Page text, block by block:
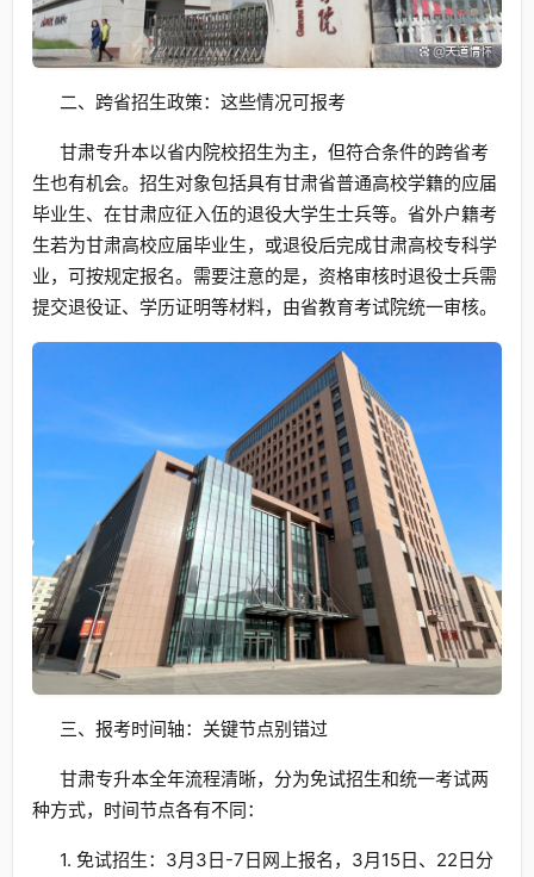
二、跨省招生政策：这些情况可报考
甘肃专升本以省内院校招生为主，但符合条件的跨省考
生也有机会。招生对象包括具有甘肃省普通高校学籍的应届
毕业生、在甘肃应征入伍的退役大学生士兵等。省外户籍考
生若为甘肃高校应届毕业生，或退役后完成甘肃高校专科学
业，可按规定报名。需要注意的是，资格审核时退役士兵需
提交退役证、学历证明等材料，由省教育考试院统一审核。
三、报考时间轴：关键节点别错过
甘肃专升本全年流程清晰，分为免试招生和统一考试两
种方式，时间节点各有不同：
1. 免试招生：3月3日-7日网上报名，3月15日、22日分